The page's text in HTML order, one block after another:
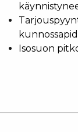
Isosuon